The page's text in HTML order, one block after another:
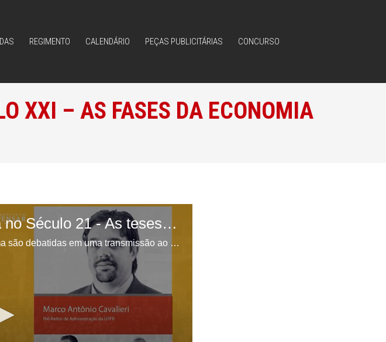
REGIMENTO CALENDÁRIO PEÇAS PUBLICITÁRIAS CONCURSO
XXI – AS FASES DA ECONOMIA
REGIMENTO CALENDÁRIO PEÇAS PUBLICITÁRIAS CONCURSO